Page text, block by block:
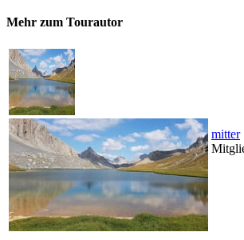
Mehr zum Tourautor
mitter